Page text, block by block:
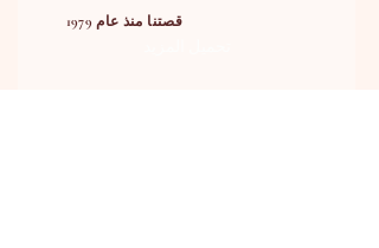
قصتنا منذ عام 1979